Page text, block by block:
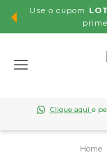
Use o cupom
Clique aqui e